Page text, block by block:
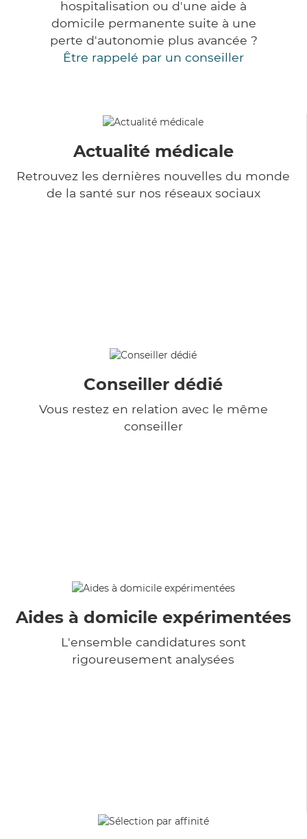
hospitalisation ou d'une aide à
domicile permanente suite à une
perte d'autonomie plus avancée ?
Être rappelé par un conseiller
Actualité médicale
Retrouvez les dernières nouvelles du monde
de la santé sur nos réseaux sociaux
Conseiller dédié
Vous restez en relation avec le même
conseiller
Aides à domicile expérimentées
L'ensemble candidatures sont
rigoureusement analysées